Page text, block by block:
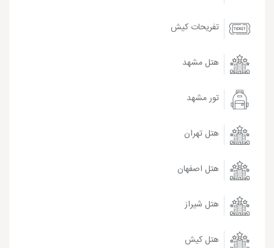
تفریحات کیش
هتل مشهد
تور مشهد
هتل تهران
هتل اصفهان
هتل شیراز
هتل کیش